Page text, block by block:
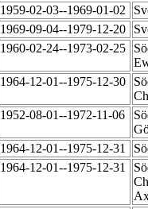
1959-02-03--1969-01-02
1969-09-04--1979-12-20
1960-02-24--1973-02-25
1964-12-01--1975-12-30
1952-08-01--1972-11-06
1964-12-01--1975-12-31
1964-12-01--1975-12-31